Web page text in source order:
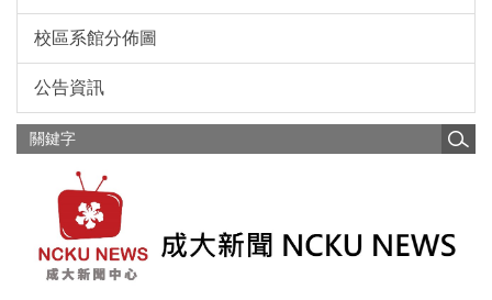
校區系館分佈圖
公告資訊